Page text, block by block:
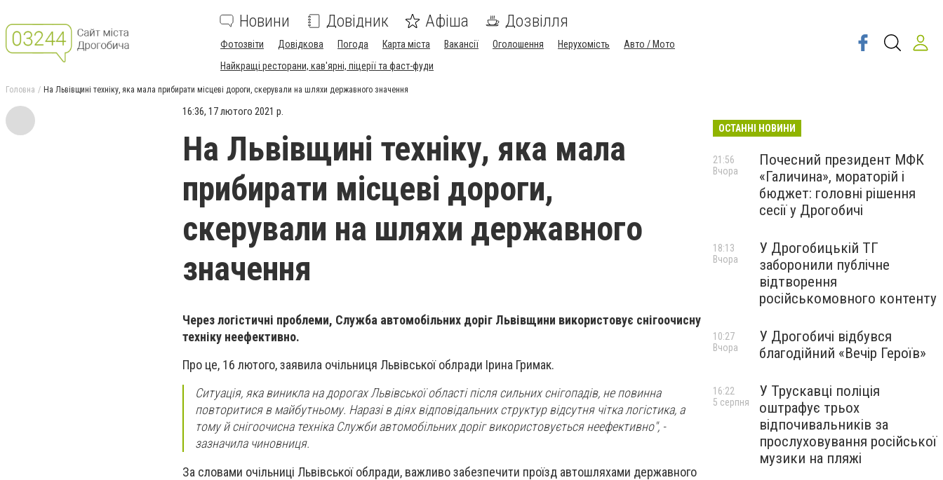
Новини Довідник Афіша Дозвілля
Фотозвіти Довідкова Погода Карта міста Вакансії Оголошення Нерухомість
Авто / Мото
Найкращі ресторани, кав'ярні, піцерії та фаст-фуди
Головна На Львівщині техніку, яка мала прибирати місцеві дороги, скерували на шляхи державного значення
16:36, 17 лютого 2021 р.
На Львівщині техніку, яка мала
прибирати місцеві дороги,
скерували на шляхи державного
значення
Через логістичні проблеми, Служба автомобільних доріг Львівщини використовує снігоочисну
техніку неефективно.
Про це, 16 лютого, заявила очільниця Львівської облради Ірина Гримак.
Ситуація, яка виникла на дорогах Львівської області після сильних снігопадів, не повинна
повторитися в майбутньому. Наразі в діях відповідальних структур відсутня чітка логістика, а
тому й снігоочисна техніка Служби автомобільних доріг використовується неефективно", -
зазначила чиновниця.
За словами очільниці Львівської облради, важливо забезпечити проїзд автошляхами державного
ОСТАННІ НОВИНИ
Почесний президент МФК
«Галичина», мораторій і
бюджет: головні рішення
сесії у Дрогобичі
21:56
Вчора
У Дрогобицькій ТГ
заборонили публічне
відтворення
російськомовного контенту
18:13
Вчора
У Дрогобичі відбувся
благодійний «Вечір Героїв»
10:27
Вчора
У Трускавці поліція
оштрафує трьох
відпочивальників за
прослуховування російської
музики на пляжі
16:22
5 серпня